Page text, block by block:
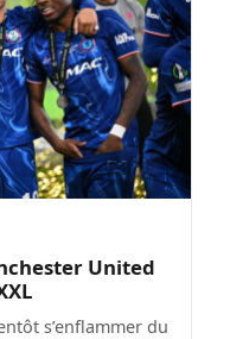
United
s’enflammer du